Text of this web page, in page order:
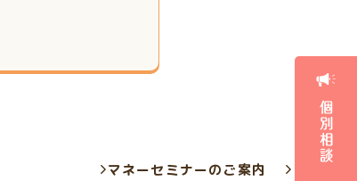
個別相談
マネーセミナーのご案内